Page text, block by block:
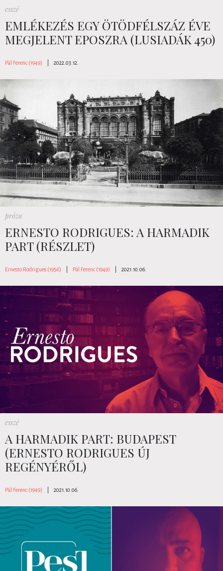
esszé
EMLÉKEZÉS EGY ÖTÖDFÉLSZÁZ ÉVE
MEGJELENT EPOSZRA (LUSIADÁK 450)
Pál Ferenc (1949) 2022.03.12.
próza
ERNESTO RODRIGUES: A HARMADIK
PART (RÉSZLET)
Ernesto Rodrigues (1956) Pál Ferenc (1949) 2021.10.06.
esszé
A HARMADIK PART: BUDAPEST
(ERNESTO RODRIGUES ÚJ
REGÉNYÉRŐL)
Pál Ferenc (1949) 2021.10.06.